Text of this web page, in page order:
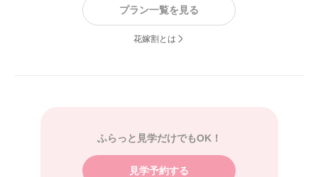
プラン一覧を見る
花嫁割とは
ふらっと見学だけでもOK！
見学予約する